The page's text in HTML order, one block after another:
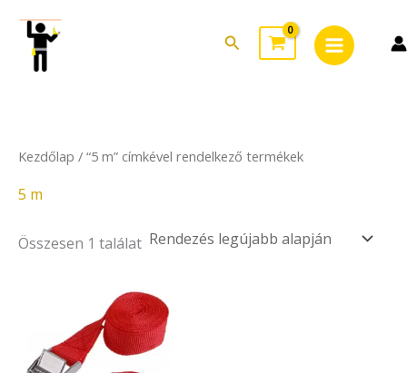
content
Search
Menu
Kezdőlap / “5 m” címkével rendelkező termékek
5 m
Összesen 1 találat